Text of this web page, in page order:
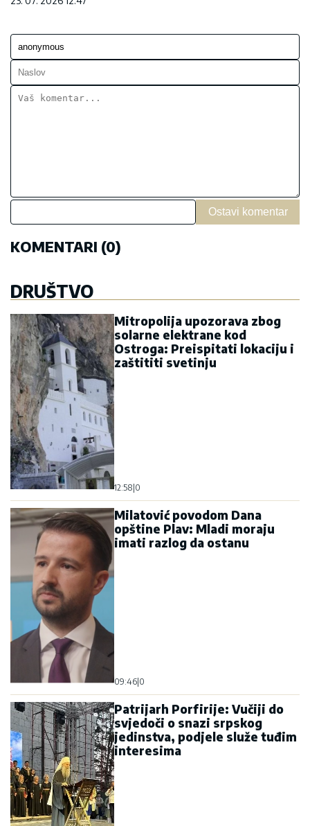
Ostavi komentar
KOMENTARI (0)
DRUŠTVO
Mitropolija upozorava zbog
solarne elektrane kod
Ostroga: Preispitati lokaciju i
zaštititi svetinju
12:58|0
Milatović povodom Dana
opštine Plav: Mladi moraju
imati razlog da ostanu
09:46|0
Patrijarh Porfirije: Vučiji do
svjedoči o snazi srpskog
jedinstva, podjele služe tuđim
interesima